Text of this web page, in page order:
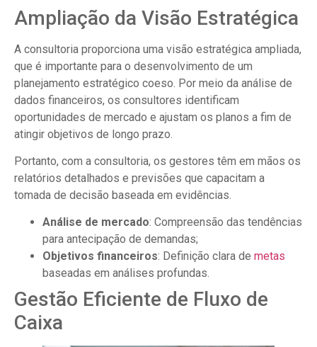
Ampliação da Visão Estratégica
A consultoria proporciona uma visão estratégica ampliada,
que é importante para o desenvolvimento de um
planejamento estratégico coeso. Por meio da análise de
dados financeiros, os consultores identificam
oportunidades de mercado e ajustam os planos a fim de
atingir objetivos de longo prazo.
Portanto, com a consultoria, os gestores têm em mãos os
relatórios detalhados e previsões que capacitam a
tomada de decisão baseada em evidências.
Análise de mercado: Compreensão das tendências
para antecipação de demandas;
Objetivos financeiros: Definição clara de metas
baseadas em análises profundas.
Gestão Eficiente de Fluxo de
Caixa